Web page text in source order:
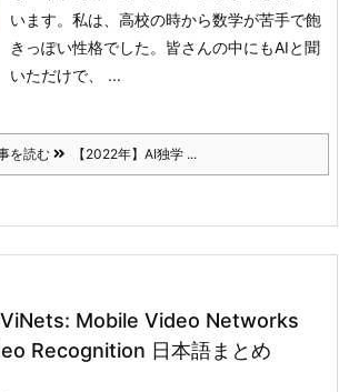
います。 私は、高校の時から数学が苦手で飽
きっぽい性格でした。皆さんの中にもAIと聞
いただけで、 ...
を読む 【2022年】AI独学 ...
Mobile Video Networks
Recognition 日本語まとめ